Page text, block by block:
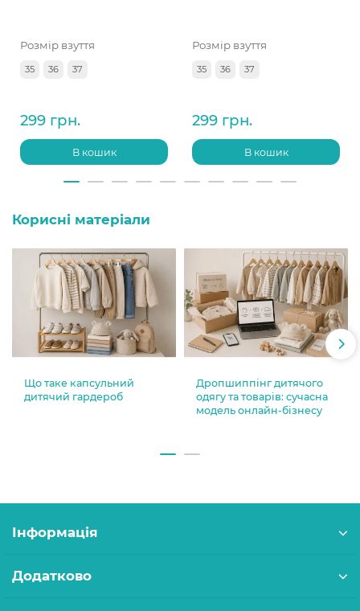
Розмір взуття
35 36 37
299 грн.
В кошик
Розмір взуття
35 36 37
299 грн.
В кошик
Корисні матеріали
Що таке капсульний
дитячий гардероб
Дропшиппінг дитячого
одягу та товарів: сучасна
модель онлайн-бізнесу
Інформація
Додатково